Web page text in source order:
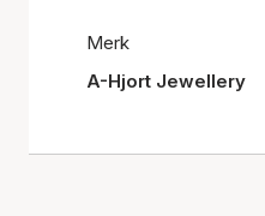
Merk
A-Hjort Jewellery